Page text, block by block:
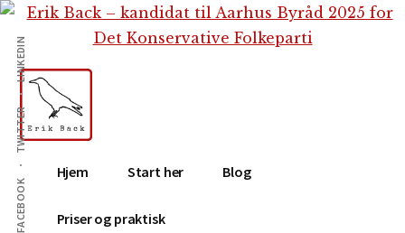
Skip
indhold
Gå
primær
sidebar
Skip
footer
Additional
menu
FACEBOOK
TWITTER
LINKEDIN
Erik
Back
Tekstforfatter,
content
creation,
Hjem Start her Blog
Priser og praktisk